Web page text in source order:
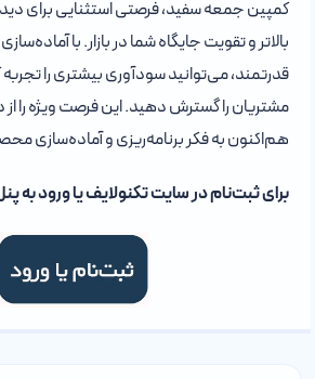
کمپین جمعه سفید، فرصتی استثنایی برای
بالاتر و تقویت جایگاه شما در بازار. با
قدرتمند، می‌توانید سودآوری بیشتری را تجربه
مشتریان را گسترش دهید. این فرصت ویژه را
هم‌اکنون به فکر برنامه‌ریزی و آماده‌سازی
برای ثبت‌نام در سایت تکنولایف یا ورود به